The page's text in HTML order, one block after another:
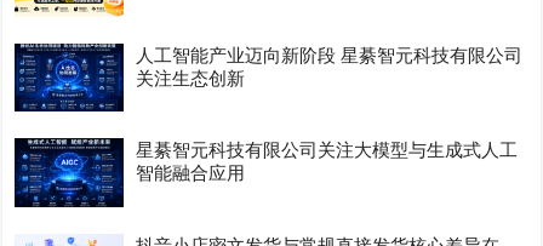
人工智能产业迈向新阶段 星綦智元科技有限公司
关注生态创新
星綦智元科技有限公司关注大模型与生成式人工
智能融合应用